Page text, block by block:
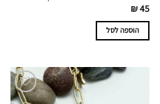
₪45
הוספה לסל